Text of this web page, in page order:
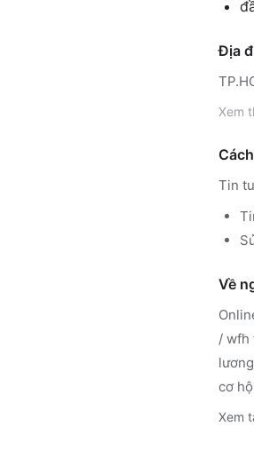
Địa
Xem
Tin
Về
/ wfh
cơ
Xem